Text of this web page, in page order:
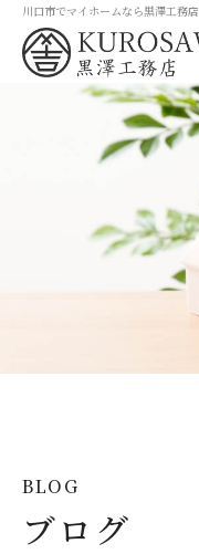
川口市でマイホームなら黒澤工務店
BLOG
ブログ